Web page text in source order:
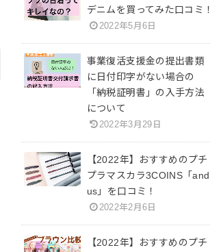
デニムを買ってみた口コミ！
2022年5月6日
事業復活支援金の提出書類
に日付印字がない場合の
「納税証明書」の入手方法
について
2022年3月29日
【2022年】おすすめのプチ
プラマスカラ3COINS「and
us」を口コミ！
2022年2月6日
【2022年】おすすめのプチ